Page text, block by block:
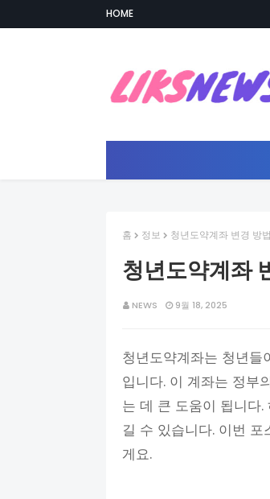
HOME
홈 정보 청년도약계좌 변경 방
청년도약계좌
NEWS 9월 18, 2025
청년도약계좌는 청년
입니다. 이 계좌는 정부
는 데 큰 도움이 됩니다
길 수 있습니다. 이번
게요.